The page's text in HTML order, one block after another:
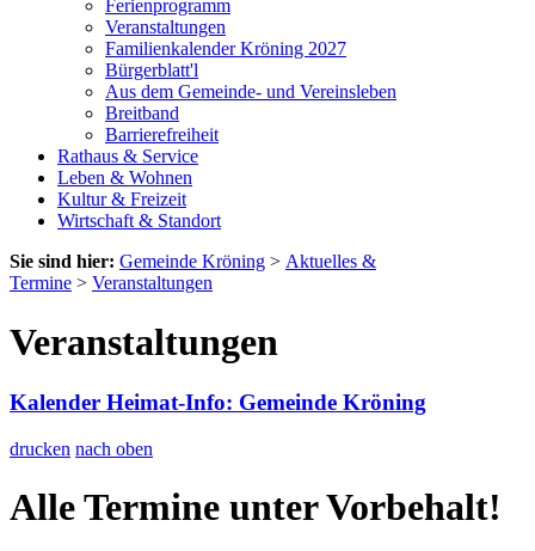
Ferienprogramm
Veranstaltungen
Familienkalender Kröning 2027
Bürgerblatt'l
Aus dem Gemeinde- und Vereinsleben
Breitband
Barrierefreiheit
Rathaus & Service
Leben & Wohnen
Kultur & Freizeit
Wirtschaft & Standort
Sie sind hier: Gemeinde Kröning > Aktuelles &
Termine > Veranstaltungen
Veranstaltungen
Kalender Heimat-Info: Gemeinde Kröning
drucken nach oben
Alle Termine unter Vorbehalt!